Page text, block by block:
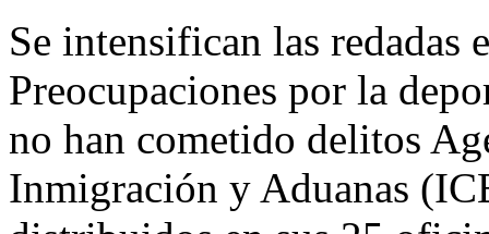
Se intensifican las
Preocupaciones por la
no han cometido delitos
Inmigración y Aduanas